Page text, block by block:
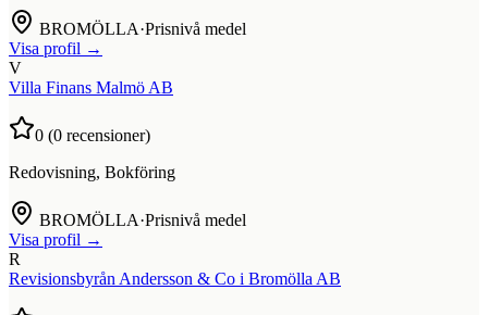
BROMÖLLA·Prisnivå medel
Visa profil →
V
Villa Finans Malmö AB
0 (0 recensioner)
Redovisning, Bokföring
BROMÖLLA·Prisnivå medel
Visa profil →
R
Revisionsbyrån Andersson & Co i Bromölla AB